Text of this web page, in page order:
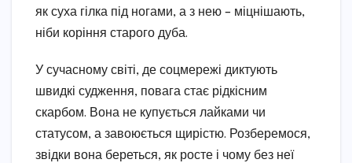
як суха гілка під ногами, а з нею – міцнішають,
ніби коріння старого дуба.
У сучасному світі, де соцмережі диктують
швидкі судження, повага стає рідкісним
скарбом. Вона не купується лайками чи
статусом, а завоюється щирістю. Розберемося,
звідки вона береться, як росте і чому без неї